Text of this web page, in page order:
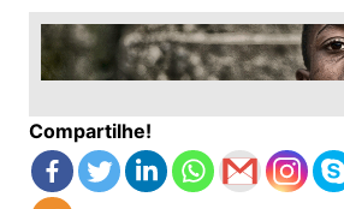
Compartilhe!